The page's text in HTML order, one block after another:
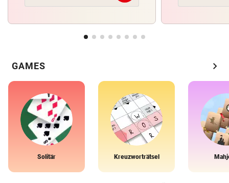
GAMES chevron_right
Solitär Kreuzworträtsel